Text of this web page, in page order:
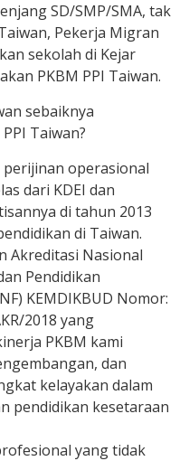
SD/SMP/SMA, tak
Pekerja Migran
sekolah di Kejar
PKBM PPI Taiwan.
sebaiknya
Taiwan?
perijinan operasional
dari KDEI dan
di tahun 2013
di Taiwan.
Akreditasi Nasional
Pendidikan
KEMDIKBUD Nomor:
2018 yang
PKBM kami
dan
kelayakan dalam
pendidikan kesetaraan
yang tidak